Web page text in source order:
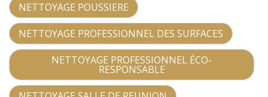
NETTOYAGE POUSSIERE
NETTOYAGE PROFESSIONNEL DES SURFACES
NETTOYAGE PROFESSIONNEL ÉCO-
RESPONSABLE